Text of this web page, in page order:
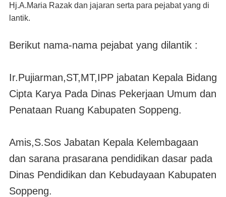
Hj.A.Maria Razak dan jajaran serta para pejabat yang di
lantik.
Berikut nama-nama pejabat yang dilantik :
Ir.Pujiarman,ST,MT,IPP jabatan Kepala Bidang
Cipta Karya Pada Dinas Pekerjaan Umum dan
Penataan Ruang Kabupaten Soppeng.
Amis,S.Sos Jabatan Kepala Kelembagaan
dan sarana prasarana pendidikan dasar pada
Dinas Pendidikan dan Kebudayaan Kabupaten
Soppeng.